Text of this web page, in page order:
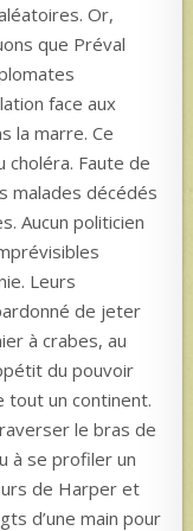
Or,
que Préval
face aux
la marre. Ce
choléra. Faute de
malades décédés
Aucun politicien
Leurs
de jeter
à crabes, au
du pouvoir
tout un continent.
le bras de
à se profiler un
de Harper et
d’une main pour